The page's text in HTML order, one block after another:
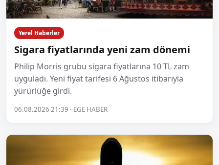
Yerel Haberler
Sigara fiyatlarında yeni zam dönemi
Philip Morris grubu sigara fiyatlarına 10 TL zam
uyguladı. Yeni fiyat tarifesi 6 Ağustos itibarıyla
yürürlüğe girdi.
06.08.2026 21:39 · EGE HABER